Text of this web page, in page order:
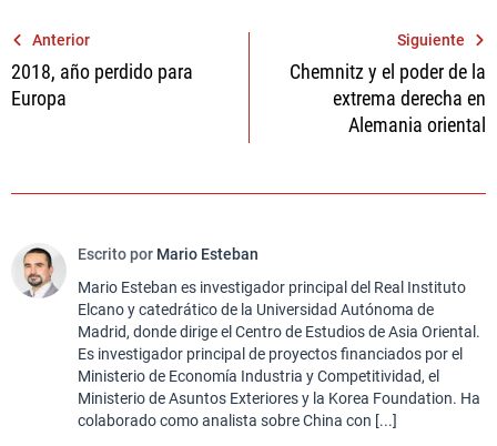
Navegación
de
entradas
Anterior
2018, año perdido para
Europa
Siguiente
Chemnitz y el poder de la
extrema derecha en
Alemania oriental
Escrito por Mario Esteban
Mario Esteban es investigador principal del Real Instituto
Elcano y catedrático de la Universidad Autónoma de
Madrid, donde dirige el Centro de Estudios de Asia Oriental.
Es investigador principal de proyectos financiados por el
Ministerio de Economía Industria y Competitividad, el
Ministerio de Asuntos Exteriores y la Korea Foundation. Ha
colaborado como analista sobre China con [...]